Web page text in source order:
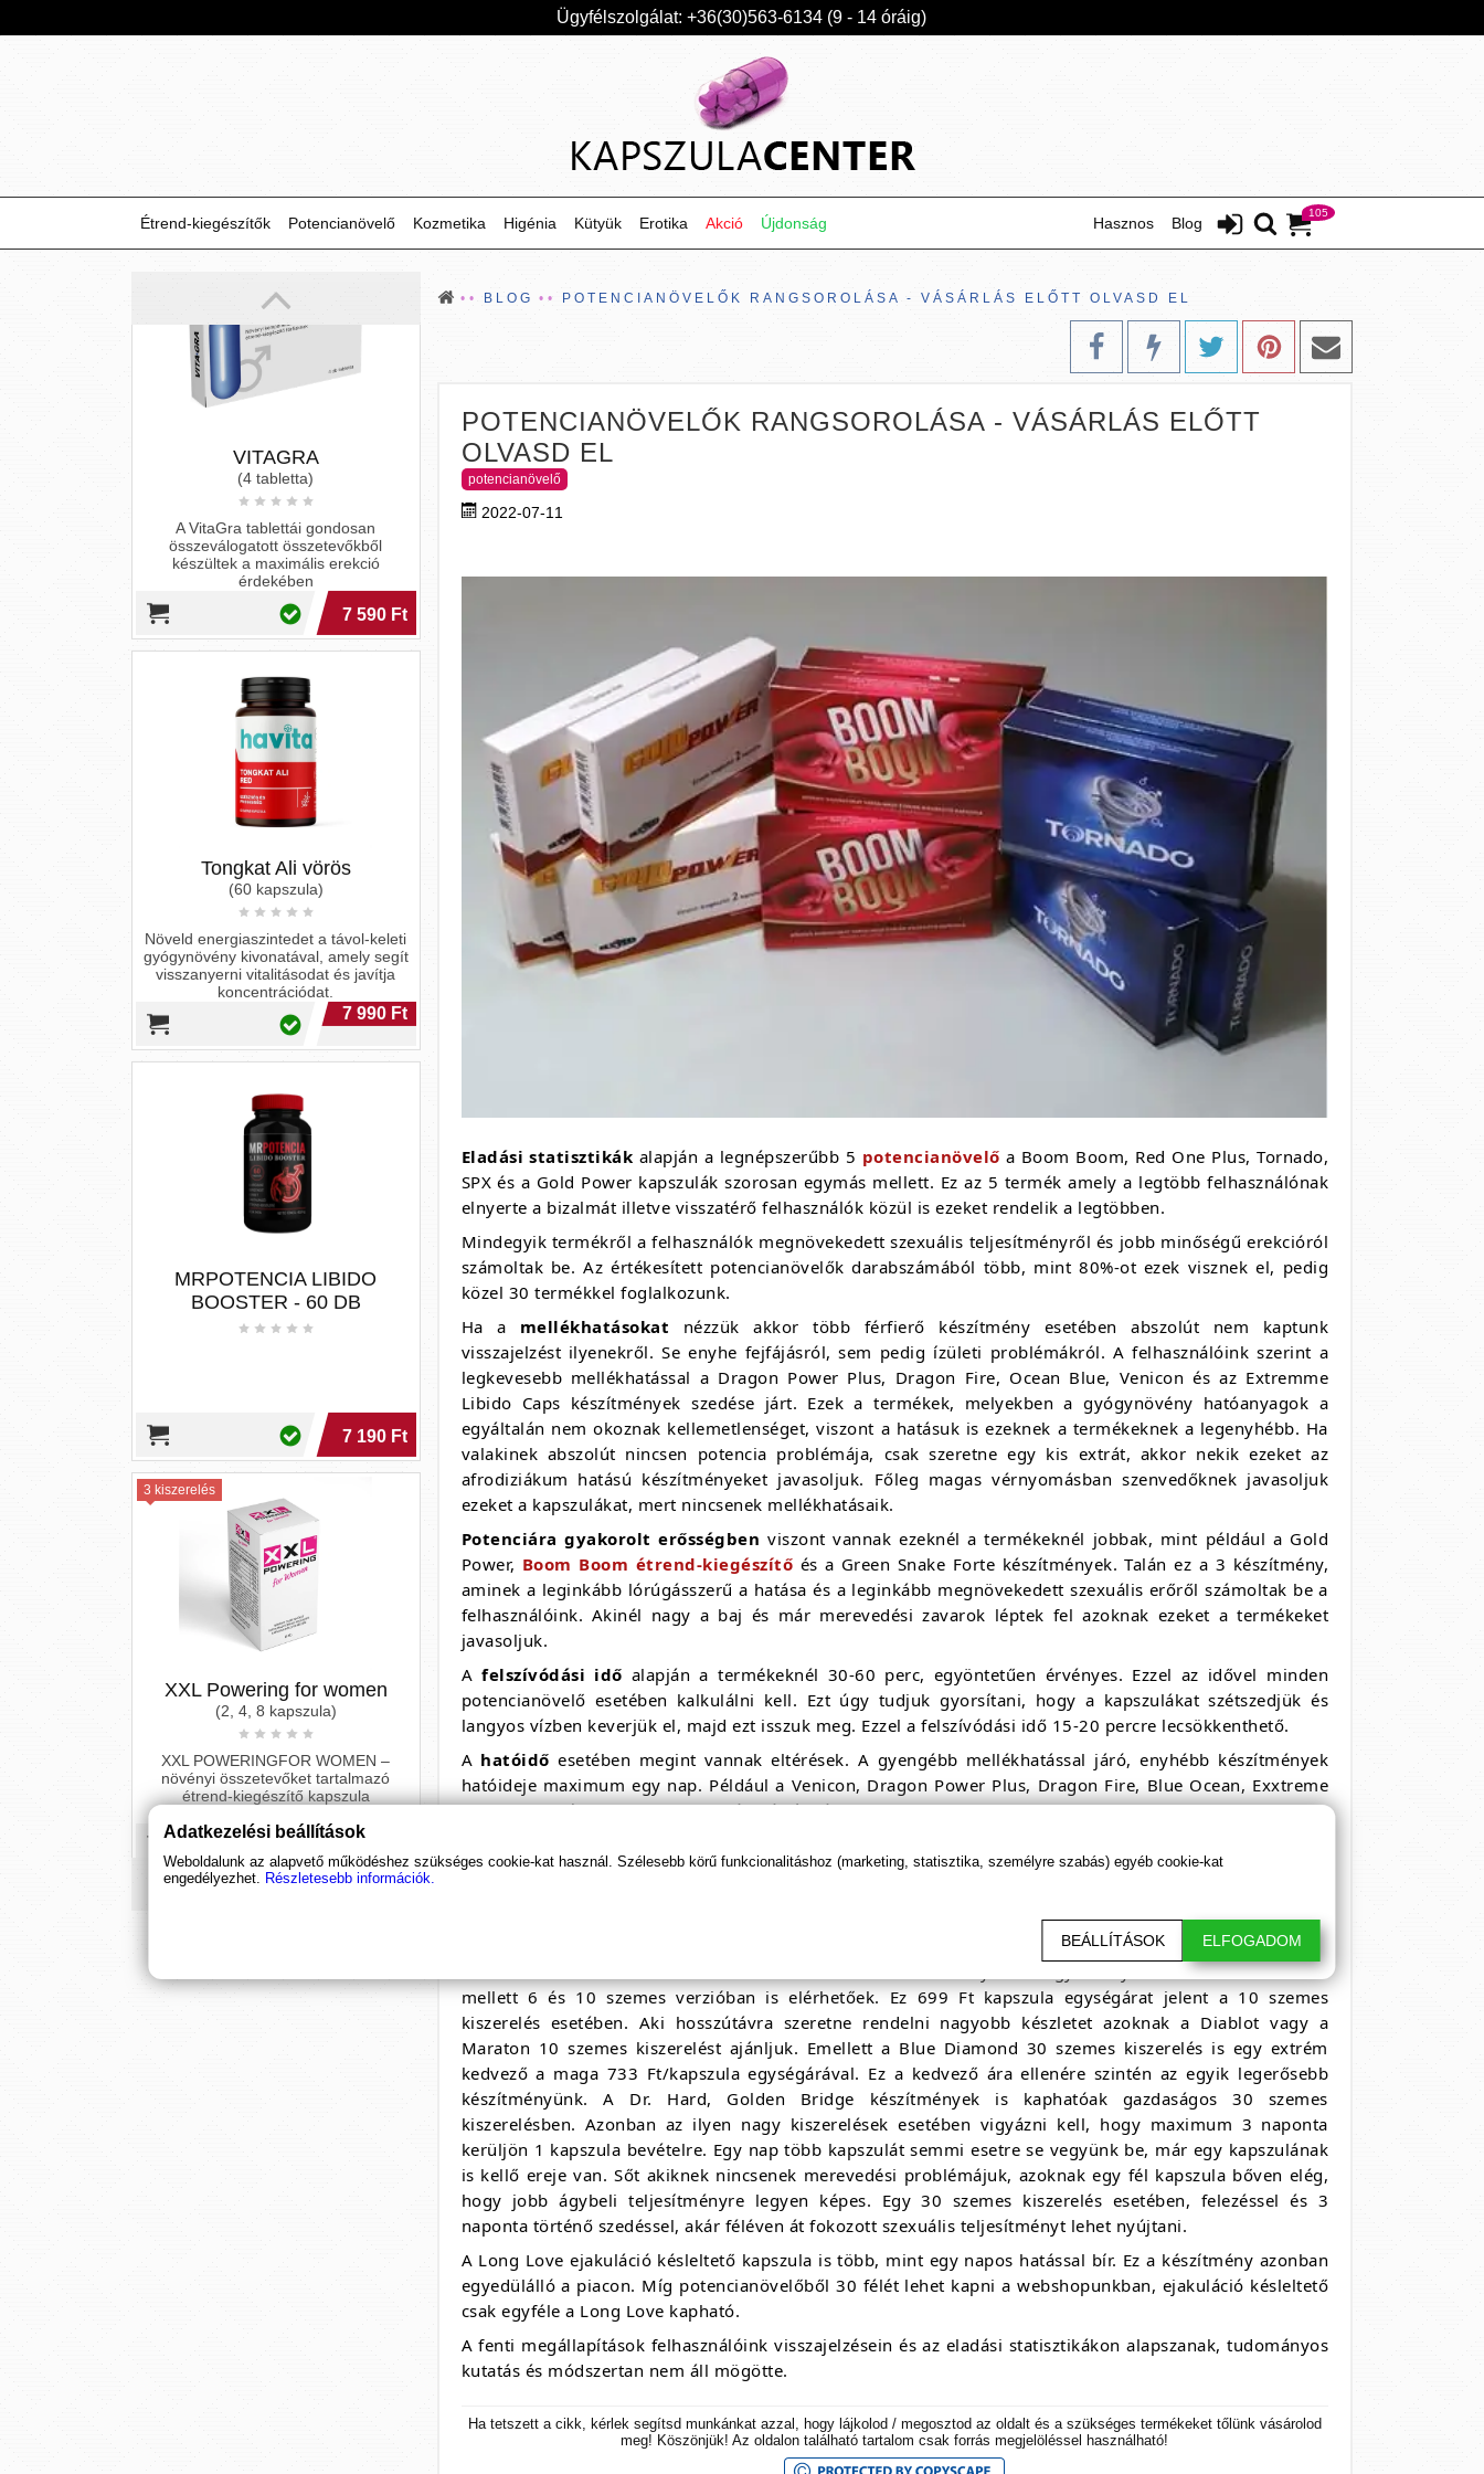
Ügyfélszolgálat: +36(30)563-6134 (9 - 14 óráig)
105
Étrend-kiegészítők Blog
Potencianövelő Hasznos
Kozmetika Higénia Kütyük Erotika Akció Újdonság
összeválogatott összetevőkből
Tongkat Ali vörös
(60 kapszula)
Növeld energiaszintedet a távol-keleti
gyógynövény kivonatával, amely segít
visszanyerni vitalitásodat és javítja
MRPOTENCIA LIBIDO
BOOSTER - 60 DB
XXL POWERINGFOR WOMEN –
növényi összetevőket tartalmazó
étrend-kiegészítő kapszula
hölgyekrészére. Kiszerelések
Dr.Chen XtraMen
(16 tabletta)
készítmény férfiaknak!
BLOG POTENCIANÖVELŐK RANGSOROLÁSA - VÁSÁRLÁS ELŐTT OLVASD EL
POTENCIANÖVELŐK RANGSOROLÁSA - VÁSÁRLÁS ELŐTT
OLVASD EL
potencianövelő
2022-07-11
Eladási statisztikák alapján a legnépszerűbb 5 potencianövelő a Boom Boom, Red One Plus, Tornado,
SPX és a Gold Power kapszulák szorosan egymás mellett. Ez az 5 termék amely a legtöbb felhasználónak
elnyerte a bizalmát illetve visszatérő felhasználók közül is ezeket rendelik a legtöbben.
Mindegyik termékről a felhasználók megnövekedett szexuális teljesítményről és jobb minőségű erekcióról
számoltak be. Az értékesített potencianövelők darabszámából több, mint 80%-ot ezek visznek el, pedig
közel 30 termékkel foglalkozunk.
Ha a mellékhatásokat nézzük akkor több férfierő készítmény esetében abszolút nem kaptunk
visszajelzést ilyenekről. Se enyhe fejfájásról, sem pedig ízületi problémákról. A felhasználóink szerint a
legkevesebb mellékhatással a Dragon Power Plus, Dragon Fire, Ocean Blue, Venicon és az Extremme
Libido Caps készítmények szedése járt. Ezek a termékek, melyekben a gyógynövény hatóanyagok a
egyáltalán nem okoznak kellemetlenséget, viszont a hatásuk is ezeknek a termékeknek a legenyhébb. Ha
valakinek abszolút nincsen potencia problémája, csak szeretne egy kis extrát, akkor nekik ezeket az
afrodiziákum hatású készítményeket javasoljuk. Főleg magas vérnyomásban szenvedőknek javasoljuk
ezeket a kapszulákat, mert nincsenek mellékhatásaik.
Potenciára gyakorolt erősségben viszont vannak ezeknél a termékeknél jobbak, mint például a Gold
Power, Boom Boom étrend-kiegészítő és a Green Snake Forte készítmények. Talán ez a 3 készítmény,
aminek a leginkább lórúgásszerű a hatása és a leginkább megnövekedett szexuális erőről számoltak be a
felhasználóink. Akinél nagy a baj és már merevedési zavarok léptek fel azoknak ezeket a termékeket
javasoljuk.
Afelszívódási idő alapján a termékeknél 30-60 perc, egyöntetűen érvényes. Ezzel az idővel minden
potencianövelő esetében kalkulálni kell. Ezt úgy tudjuk gyorsítani, hogy a kapszulákat szétszedjük és
langyos vízben keverjük el, majd ezt isszuk meg. Ezzel a felszívódási idő 15-20 percre lecsökkenthető.
A hatóidő esetében megint vannak eltérések. A gyengébb mellékhatással járó, enyhébb készítmények
hatóideje maximum egy nap. Például a Venicon, Dragon Power Plus, Dragon Fire, Blue Ocean, Exxtreme
Libido Caps úgynevezett egy estés készítmény. Ellenben a Boom Boom,Gold Power kapszula, Diablo
felhasználóink. A leghosszabb hatóidejű készítmény a Green Snake Forte és az SPX kapszula, ezeknél
át nézzük akkor elsősorban a nagyobb kiszerelésű termékek
lehetnek a befutók. Például a Maraton és a Diablo készítmények a hagyományos 2 darabos kiszerelés
mellett 6 és 10 szemes verzióban is elérhetőek. Ez 699 Ft kapszula egységárat jelent a 10 szemes
kiszerelés esetében. Aki hosszútávra szeretne rendelni nagyobb készletet azoknak a Diablot vagy a
Maraton 10 szemes kiszerelést ajánljuk. Emellett a Blue Diamond 30 szemes kiszerelés is egy extrém
kedvező a maga 733 Ft/kapszula egységárával. Ez a kedvező ára ellenére szintén az egyik legerősebb
készítményünk. A Dr. Hard, Golden Bridge készítmények is kaphatóak gazdaságos 30 szemes
kiszerelésben. Azonban az ilyen nagy kiszerelések esetében vigyázni kell, hogy maximum 3 naponta
kerüljön 1 kapszula bevételre. Egy nap több kapszulát semmi esetre se vegyünk be, már egy kapszulának
is kellő ereje van. Sőt akiknek nincsenek merevedési problémájuk, azoknak egy fél kapszula bőven elég,
hogy jobb ágybeli teljesítményre legyen képes. Egy 30 szemes kiszerelés esetében, felezéssel és 3
naponta történő szedéssel, akár féléven át fokozott szexuális teljesítményt lehet nyújtani.
A Long Love ejakuláció késleltető kapszula is több, mint egy napos hatással bír. Ez a készítmény azonban
egyedülálló a piacon. Míg potencianövelőből 30 félét lehet kapni a webshopunkban, ejakuláció késleltető
csak egyféle a Long Love kapható.
A fenti megállapítások felhasználóink visszajelzésein és az eladási statisztikákon alapszanak, tudományos
kutatás és módszertan nem áll mögötte.
Ha tetszett a cikk, kérlek segítsd munkánkat azzal, hogy lájkolod / megosztod az oldalt és a szükséges termékeket tőlünk vásárolod
meg! Köszönjük! Az oldalon található tartalom csak forrás megjelöléssel használható!
Adatkezelési beállítások
Weboldalunk az alapvető működéshez szükséges cookie-kat használ. Szélesebb körű funkcionalitáshoz (marketing, statisztika, személyre szabás) egyéb cookie-kat
engedélyezhet. Részletesebb információk.
BEÁLLÍTÁSOK ELFOGADOM